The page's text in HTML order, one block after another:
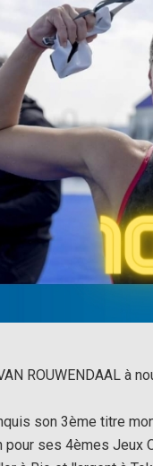
ROUWENDAAL à
son 3ème titre
ses 4èmes Jeux